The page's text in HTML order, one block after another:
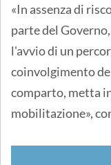
«In assenza di
parte del
l'avvio di un
coinvolgimento
comparto, metta
mobilitazione»,